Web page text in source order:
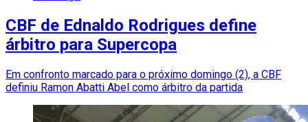
CBF de Ednaldo Rodrigues define
árbitro para Supercopa
Em confronto marcado para o próximo domingo (2), a CBF
definiu Ramon Abatti Abel como árbitro da partida